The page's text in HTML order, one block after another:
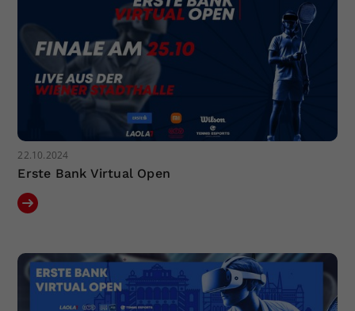
22.10.2024
Erste Bank Virtual Open